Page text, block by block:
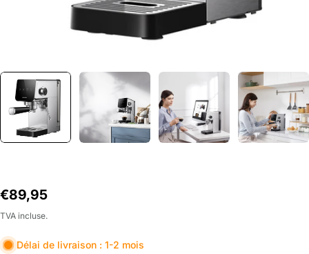
le média 0 dans une fenêtre
Prix
habituel
€89,95
TVA incluse.
Délai de livraison : 1-2 mois